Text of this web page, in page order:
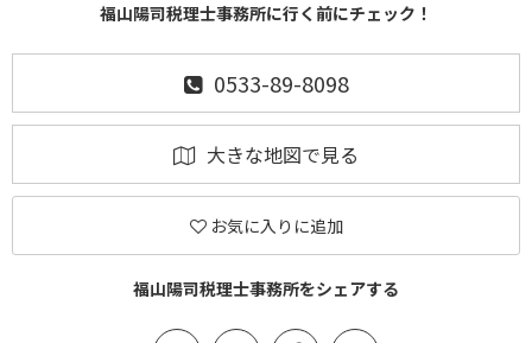
福山陽司税理士事務所に行く前にチェック！
0533-89-8098
大きな地図で見る
お気に入りに追加
福山陽司税理士事務所をシェアする